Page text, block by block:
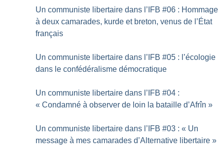
Un communiste libertaire dans l’IFB #06 : Hommage
à deux camarades, kurde et breton, venus de l’État
français
Un communiste libertaire dans l’IFB #05 : l’écologie
dans le confédéralisme démocratique
Un communiste libertaire dans l’IFB #04 :
« Condamné à observer de loin la bataille d’Afrîn »
Un communiste libertaire dans l’IFB #03 : « Un
message à mes camarades d’Alternative libertaire »